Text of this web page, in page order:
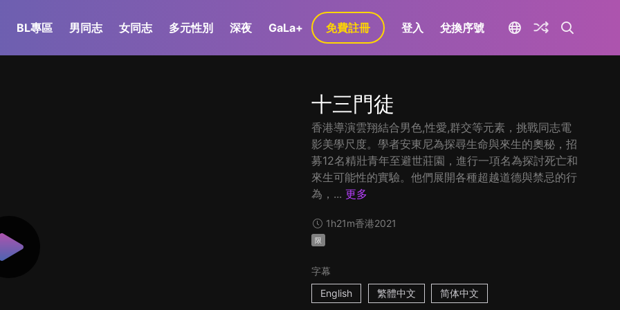
BL專區 男同志 女同志 多元性別 深夜 GaLa+ 免費註冊 登入 兌換序號
十三門徒
香港導演雲翔結合男色,性愛,群交等元素，挑戰同志電
影美學尺度。學者安東尼為探尋生命與來生的奧秘，招
募12名精壯青年至避世莊園，進行一項名為探討死亡和
來生可能性的實驗。他們展開各種超越道德與禁忌的行
為，... 更多
1h21m香港2021
限
字幕
English
繁體中文 简体中文